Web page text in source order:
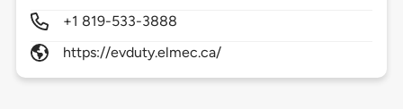
+1 819-533-3888
https://evduty.elmec.ca/